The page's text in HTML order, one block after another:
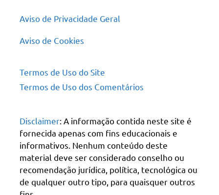
Aviso de Privacidade Geral
Aviso de Cookies
Termos de Uso do Site
Termos de Uso dos Comentários
Disclaimer: A informação contida neste site é
fornecida apenas com fins educacionais e
informativos. Nenhum conteúdo deste
material deve ser considerado conselho ou
recomendação jurídica, política, tecnológica ou
de qualquer outro tipo, para quaisquer outros